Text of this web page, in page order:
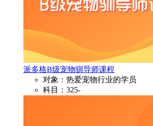
派多格B级宠物驯导师课程
对象：热爱宠物行业的学员
科目：325-